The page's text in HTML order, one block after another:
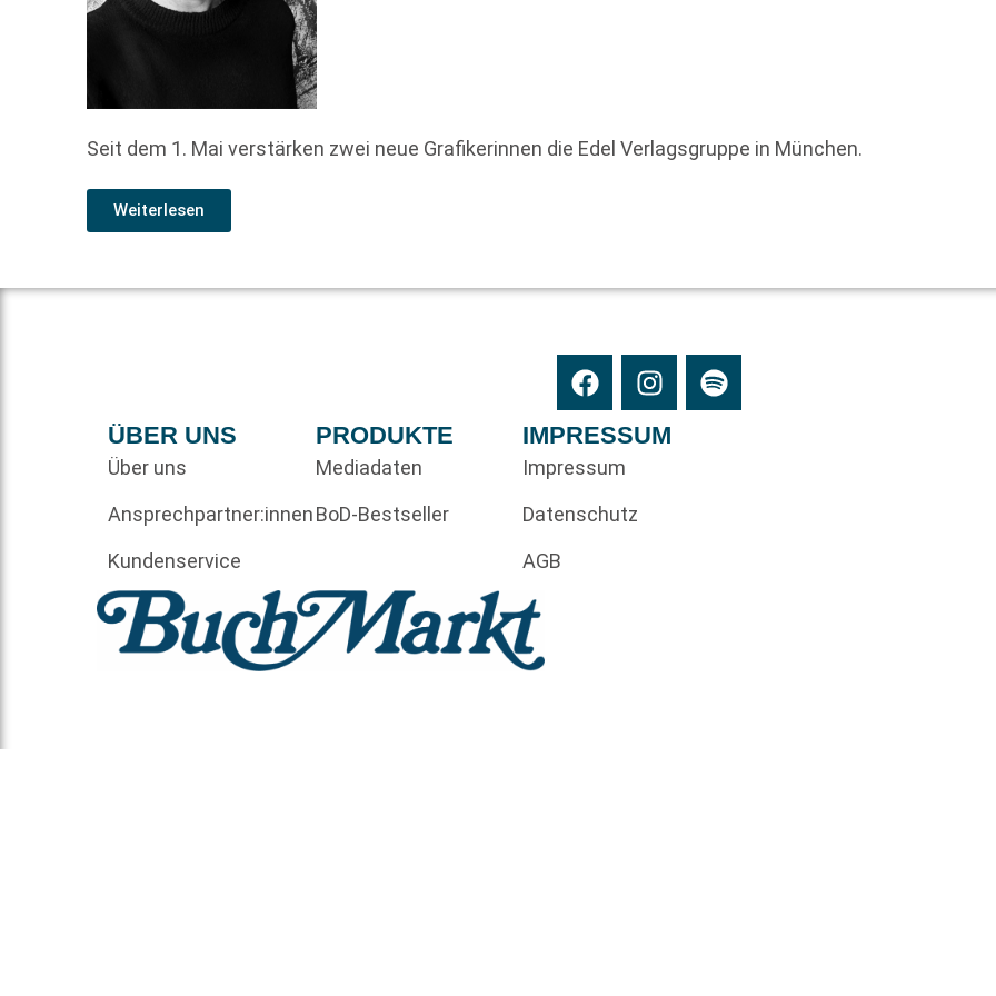
Seit dem 1. Mai verstärken zwei neue Grafikerinnen die Edel Verlagsgruppe in München.
Weiterlesen
ÜBER UNS
Über uns
Ansprechpartner:innen
Kundenservice
PRODUKTE
Mediadaten
BoD-Bestseller
IMPRESSUM
Impressum
Datenschutz
AGB